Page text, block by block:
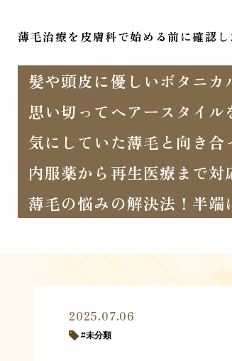
薄毛治療を皮膚科で始める前に確認
髪や頭皮に優しいボタニカ
思い切ってヘアースタイル
気にしていた薄毛と向き合
内服薬から再生医療まで
薄毛の悩みの解決法！半端
2025.07.06
未分類